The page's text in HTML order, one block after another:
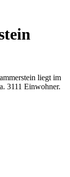
liegt im
3111 Einwohner.